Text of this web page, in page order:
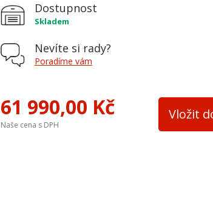
Varná plotna
Výška osy zadního kouřovodu
Trouba
Barva plechu antracit
Dostupnost
Skladem
Nevíte si rady?
Poradíme vám
61 990,00 Kč
Naše cena s DPH
Vložit